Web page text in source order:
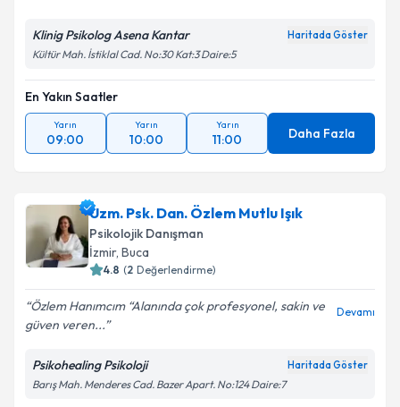
Klinig Psikolog Asena Kantar Haritada Göster
Kültür Mah. İstiklal Cad. No:30 Kat:3 Daire:5
En Yakın Saatler
Yarın
09:00
Yarın
10:00
Yarın
11:00 Daha Fazla
Uzm. Psk. Dan. Özlem Mutlu Işık
Psikolojik Danışman
İzmir, Buca
4.8 (2 Değerlendirme)
Özlem Hanımcım “Alanında çok profesyonel, sakin ve
güven veren...
Devamı
Psikohealing Psikoloji Haritada Göster
Barış Mah. Menderes Cad. Bazer Apart. No:124 Daire:7